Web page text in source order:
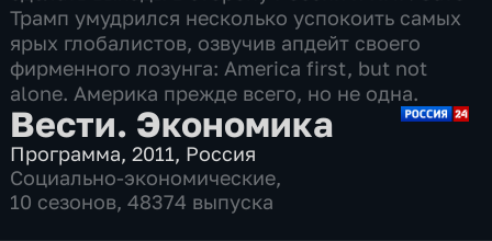
Трамп умудрился несколько успокоить самых
ярых глобалистов, озвучив апдейт своего
фирменного лозунга: America first, but not
alone. Америка прежде всего, но не одна.
Вести. Экономика
Программа,2011, Россия
Социально-экономические,
10 сезонов, 48374 выпуска